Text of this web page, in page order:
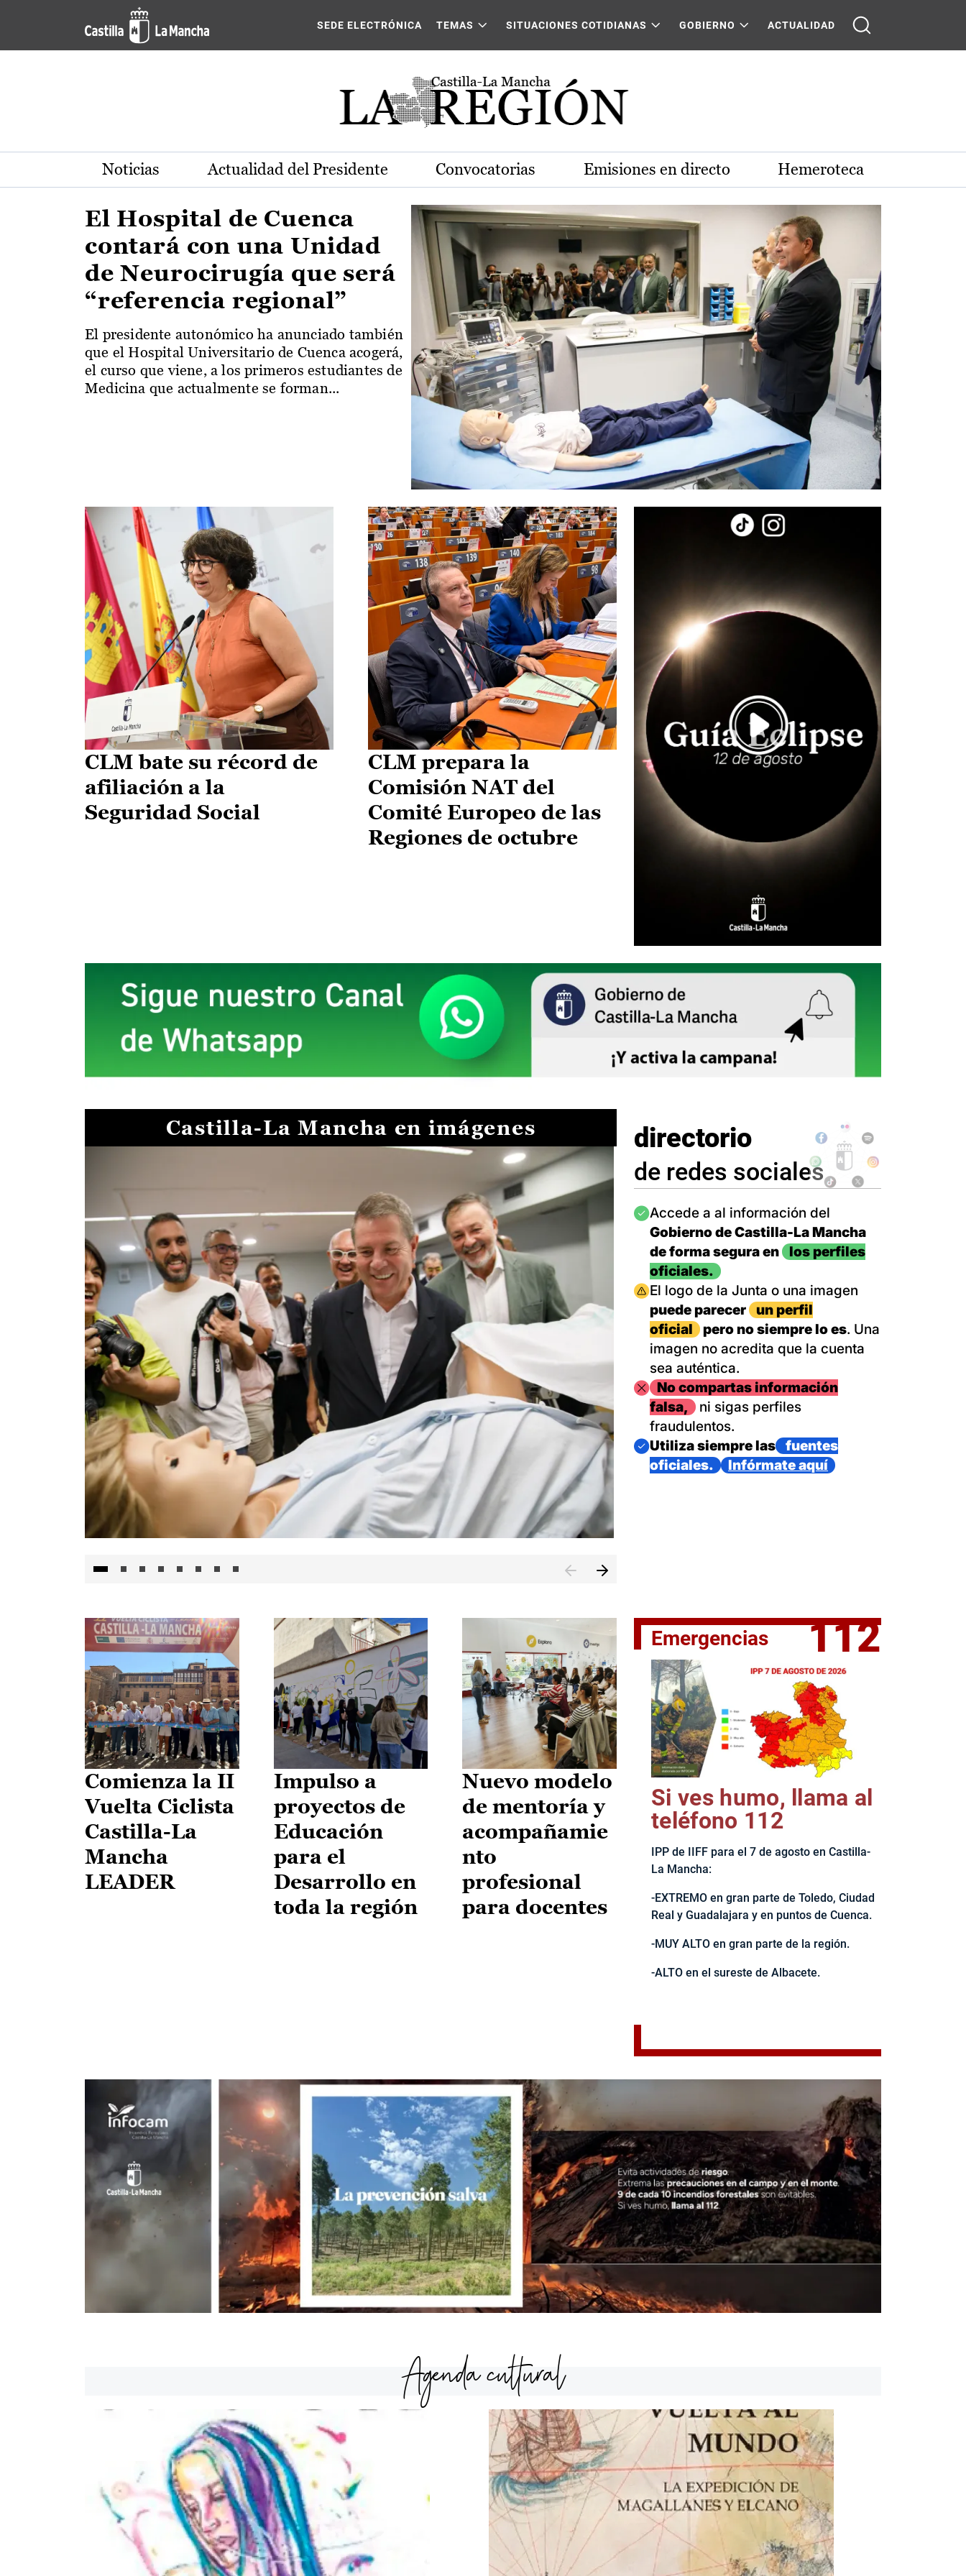
Pasar al contenido principal
Actualidad de la región de Castilla-La Mancha
SEDE ELECTRÓNICA TEMAS SITUACIONES COTIDIANAS GOBIERNO ACTUALIDAD
Noticias Actualidad del Presidente Convocatorias Emisiones en directo Hemeroteca
El Hospital de Cuenca
contará con una Unidad
de Neurocirugía que será
“referencia regional”
El presidente autonómico ha anunciado también
que el Hospital Universitario de Cuenca acogerá,
el curso que viene, a los primeros estudiantes de
Medicina que actualmente se forman...
CLM bate su récord de
afiliación a la
Seguridad Social
CLM prepara la
Comisión NAT del
Comité Europeo de las
Regiones de octubre
Castilla-La Mancha en imágenes
El jefe del Ejecutivo castellanomanchego, Emiliano García-
directorio
de redes sociales
Imagen
Accede a al información del
Gobierno de Castilla-La Mancha
de forma segura en
los perfiles
oficiales.
Imagen
El logo de la Junta o una imagen
puede parecer
un perfil
oficial
pero no siempre lo es. Una
imagen no acredita que la cuenta
sea auténtica.
ImagenNo compartas información
falsa,
ni sigas perfiles
fraudulentos.
Imagen
Utiliza siempre las
fuentes
oficiales.
Infórmate aquí
Comienza la II
Vuelta Ciclista
Castilla-La
Mancha
LEADER
Impulso a
proyectos de
Educación
para el
Desarrollo en
toda la región
Nuevo modelo
de mentoría y
acompañamie
nto
profesional
para docentes
Emergencias 112
Si ves humo, llama al
teléfono 112
IPP de IIFF para el 7 de agosto en Castilla-
La Mancha:
-EXTREMO en gran parte de Toledo, Ciudad
Real y Guadalajara y en puntos de Cuenca.
-MUY ALTO en gran parte de la región.
-ALTO en el sureste de Albacete.
Agenda cultural